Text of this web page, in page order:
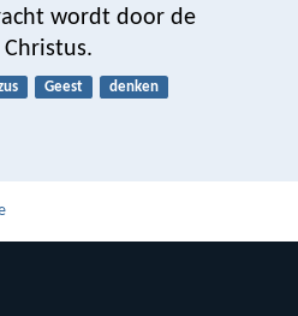
wordt door de
Geest denken